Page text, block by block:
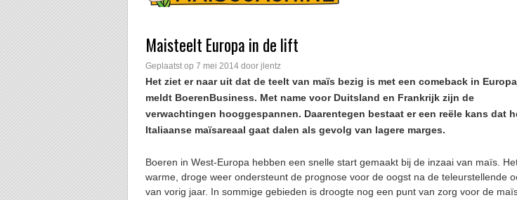
Maisteelt Europa in de lift
Geplaatst op 7 mei 2014 door jlentz
Het ziet er naar uit dat de teelt van maïs bezig is met een comeback in
meldt BoerenBusiness. Met name voor Duitsland en Frankrijk zijn de
verwachtingen hooggespannen. Daarentegen bestaat er een reële kans dat
Italiaanse maïsareaal gaat dalen als gevolg van lagere marges.
Boeren in West-Europa hebben een snelle start gemaakt bij de inzaai van maïs.
warme, droge weer ondersteunt de prognose voor de oogst na de teleurstellende
van vorig jaar. In sommige gebieden is droogte nog een punt van zorg voor de